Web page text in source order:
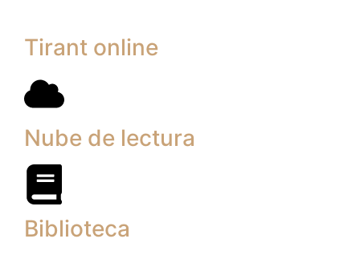
Tirant online
Nube de lectura
Biblioteca